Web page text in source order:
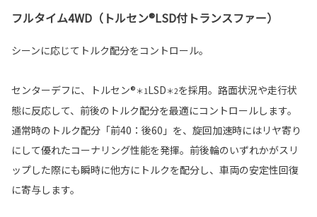
フルタイム4WD（トルセン®LSD付トランスファー）
シーンに応じてトルク配分をコントロール。
センターデフに、トルセン®＊1LSD＊2を採用。路面状況や走行状
態に反応して、前後のトルク配分を最適にコントロールします。
通常時のトルク配分「前40：後60」を、旋回加速時にはリヤ寄り
にして優れたコーナリング性能を発揮。前後輪のいずれかがスリ
ップした際にも瞬時に他方にトルクを配分し、車両の安定性回復
に寄与します。